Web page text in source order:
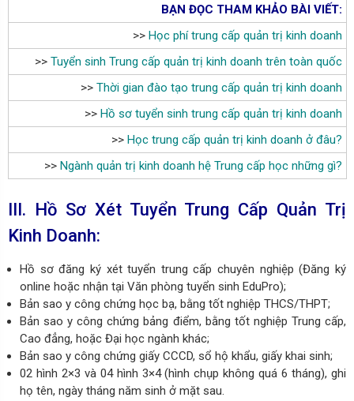
BẠN ĐỌC THAM KHẢO BÀI VIẾT:
>> Học phí trung cấp quản trị kinh doanh
>> Tuyển sinh Trung cấp quản trị kinh doanh trên toàn quốc
>> Thời gian đào tạo trung cấp quản trị kinh doanh
>> Hồ sơ tuyển sinh trung cấp quản trị kinh doanh
>> Học trung cấp quản trị kinh doanh ở đâu?
>> Ngành quản trị kinh doanh hệ Trung cấp học những gì?
III. Hồ Sơ Xét Tuyển Trung Cấp Quản Trị
Kinh Doanh:
Hồ sơ đăng ký xét tuyển trung cấp chuyên nghiệp (Đăng ký
online hoặc nhận tại Văn phòng tuyển sinh EduPro);
Bản sao y công chứng học bạ, bằng tốt nghiệp THCS/THPT;
Bản sao y công chứng bảng điểm, bằng tốt nghiệp Trung cấp,
Cao đẳng, hoặc Đại học ngành khác;
Bản sao y công chứng giấy CCCD, sổ hộ khẩu, giấy khai sinh;
02 hình 2×3 và 04 hình 3×4 (hình chụp không quá 6 tháng), ghi
họ tên, ngày tháng năm sinh ở mặt sau.